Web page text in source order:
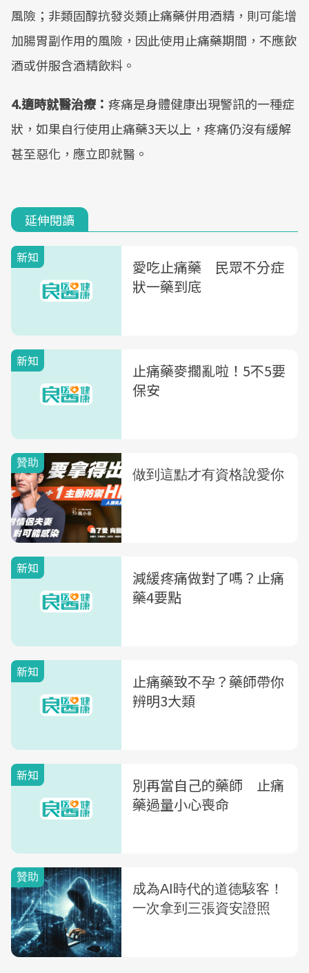
風險；非類固醇抗發炎類止痛藥併用酒精，則可能增
加腸胃副作用的風險，因此使用止痛藥期間，不應飲
酒或併服含酒精飲料。
4.適時就醫治療： 疼痛是身體健康出現警訊的一種症
狀，如果自行使用止痛藥3天以上，疼痛仍沒有緩解
甚至惡化，應立即就醫。
延伸閱讀
新知
愛吃止痛藥 民眾不分症
狀一藥到底
新知
止痛藥麥擱亂啦！5不5要
保安
新知
減緩疼痛做對了嗎？止痛
藥4要點
新知
止痛藥致不孕？藥師帶你
辨明3大類
新知
別再當自己的藥師 止痛
藥過量小心喪命